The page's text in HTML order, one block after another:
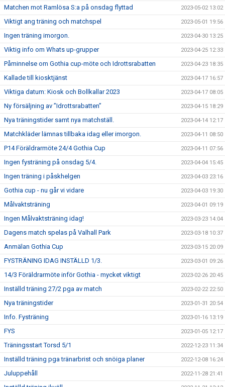
Matchen mot Ramlösa S:a på onsdag flyttad 2023-05-02 13:02
Viktigt ang träning och matchspel 2023-05-01 19:56
Ingen träning imorgon. 2023-04-30 13:25
Viktig info om Whats up-grupper 2023-04-25 12:33
Påminnelse om Gothia cup-möte och Idrottsrabatten 2023-04-23 18:35
Kallade till kiosktjänst 2023-04-17 16:57
Viktiga datum: Kiosk och Bollkallar 2023 2023-04-17 08:05
Ny försäljning av ”Idrottsrabatten” 2023-04-15 18:29
Nya träningstider samt nya matchställ. 2023-04-14 12:17
Matchkläder lämnas tillbaka idag eller imorgon. 2023-04-11 08:50
P14 Föräldrarmöte 24/4 Gothia Cup 2023-04-11 07:56
Ingen fysträning på onsdag 5/4. 2023-04-04 15:45
Ingen träning i påskhelgen 2023-04-03 23:16
Gothia cup - nu går vi vidare 2023-04-03 19:30
Målvaktsträning 2023-04-01 09:19
Ingen Målvaktsträning idag! 2023-03-23 14:04
Dagens match spelas på Valhall Park 2023-03-18 10:37
Anmälan Gothia Cup 2023-03-15 20:09
FYSTRÄNING IDAG INSTÄLLD 1/3. 2023-03-01 09:26
14/3 Föräldrarmöte inför Gothia - mycket viktigt 2023-02-26 20:45
Inställd träning 27/2 pga av match 2023-02-22 22:50
Nya träningstider 2023-01-31 20:54
Info. Fysträning 2023-01-16 13:19
FYS 2023-01-05 12:17
Träningsstart Torsd 5/1 2022-12-23 11:34
Inställd träning pga tränarbrist och snöiga planer 2022-12-08 16:24
Juluppehåll 2022-11-28 21:41